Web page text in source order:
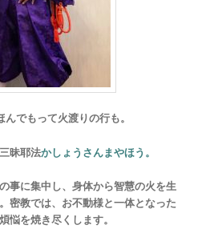
でもって火渡りの行も。
昧耶法かしょうさんまやほう。
事に集中し、身体から智慧の火を生
密教では、お不動様と一体となった
悩を焼き尽くします。